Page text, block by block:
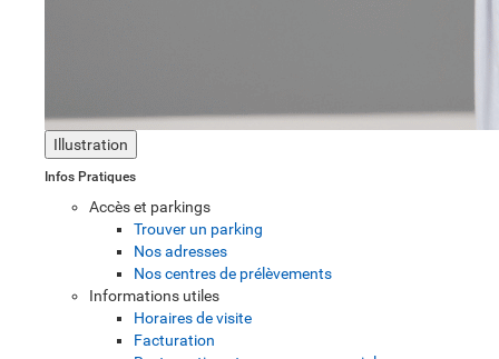
Illustration
Infos Pratiques
Accès et parkings
Trouver un parking
Nos adresses
Nos centres de prélèvements
Informations utiles
Horaires de visite
Facturation